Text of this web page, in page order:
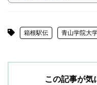
箱根駅伝 青山学院大
この記事が気